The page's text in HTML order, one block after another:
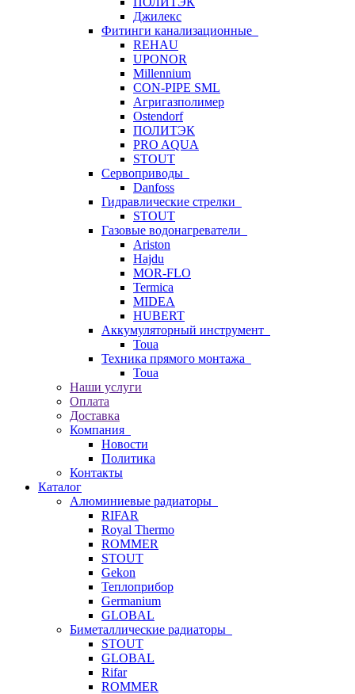
Джилекс
Фитинги канализационные
REHAU
UPONOR
Millennium
CON-PIPE SML
Агригазполимер
Ostendorf
ПОЛИТЭК
PRO AQUA
STOUT
Сервоприводы
Danfoss
Гидравлические стрелки
STOUT
Газовые водонагреватели
Ariston
Hajdu
MOR-FLO
Termica
MIDEA
HUBERT
Аккумуляторный инструмент
Toua
Техника прямого монтажа
Toua
Наши услуги
Оплата
Доставка
Компания
Новости
Политика
Контакты
Каталог
Алюминиевые радиаторы
RIFAR
Royal Thermo
ROMMER
STOUT
Gekon
Теплоприбор
Germanium
GLOBAL
Биметаллические радиаторы
STOUT
GLOBAL
Rifar
ROMMER